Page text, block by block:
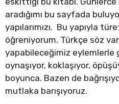
aradığımı bu sayfada
yapılarımızı. Bu yapıyla
öğreniyorum. Türkçe söz
yapabileceğimiz eylemlerle
oynaşıyor, koklaşıyor,
boyunca. Bazen de
mutlaka barışıyoruz.